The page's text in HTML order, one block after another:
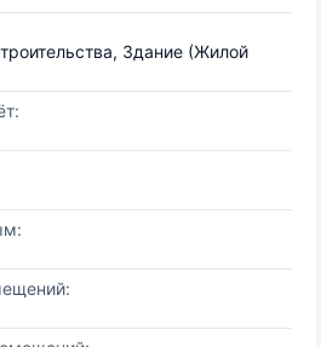
Здание (Жилой